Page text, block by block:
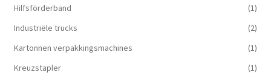
Hilfsförderband
(1)
Industriële trucks
(2)
Kartonnen verpakkingsmachines
(1)
Kreuzstapler
(1)